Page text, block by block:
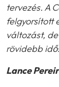
tervezés. A
felgyorsított
változást,
rövidebb
Lance